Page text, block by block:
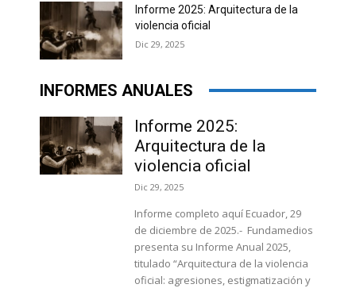
Informe 2025: Arquitectura de la
violencia oficial
Dic 29, 2025
INFORMES ANUALES
Informe 2025:
Arquitectura de la
violencia oficial
Dic 29, 2025
Informe completo aquí Ecuador, 29
de diciembre de 2025.- Fundamedios
presenta su Informe Anual 2025,
titulado “Arquitectura de la violencia
oficial: agresiones, estigmatización y